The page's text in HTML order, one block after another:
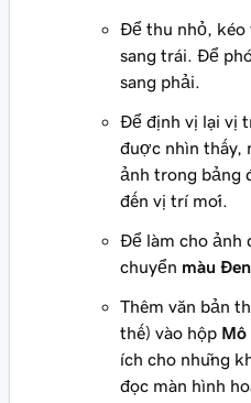
Để thu nhỏ, kéo
sang trái. Để
sang phải.
Để định vị lại vị
được nhìn thấy,
ảnh trong bảng
đến vị trí mới.
Để làm cho ảnh
chuyển màu
Thêm văn bản
thế) vào hộp Mô
ích cho những
đọc màn hình